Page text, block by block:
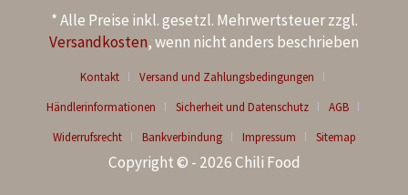
* Alle Preise inkl. gesetzl. Mehrwertsteuer zzgl.
Versandkosten, wenn nicht anders beschrieben
Kontakt
Versand und Zahlungsbedingungen
Händlerinformationen
Sicherheit und Datenschutz
AGB
Widerrufsrecht
Bankverbindung Impressum Sitemap
Copyright © - 2026 Chili Food